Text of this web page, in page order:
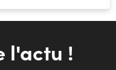
l'actu !